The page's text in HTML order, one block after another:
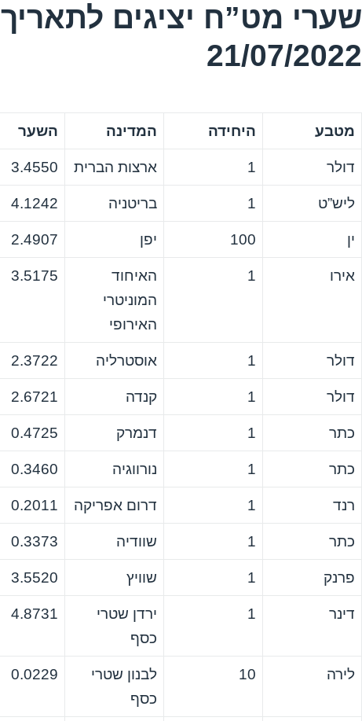
שערי מט”ח יציגים לתאריך
21/07/2022
מטבע היחידה המדינה השער
דולר 1 ארצות הברית 3.4550
ליש”ט 1 בריטניה 4.1242
ין 100 יפן 2.4907
אירו 1
האיחוד
המוניטרי
האירופי
3.5175
דולר 1 אוסטרליה 2.3722
דולר 1 קנדה 2.6721
כתר 1 דנמרק 0.4725
כתר 1 נורווגיה 0.3460
רנד 1 דרום אפריקה 0.2011
כתר 1 שוודיה 0.3373
פרנק 1 שוויץ 3.5520
דינר 1
ירדן שטרי
כסף
4.8731
לירה 10
לבנון שטרי
כסף
0.0229